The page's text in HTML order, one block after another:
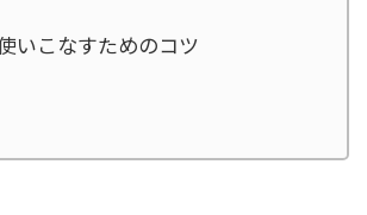
いこなすためのコツ